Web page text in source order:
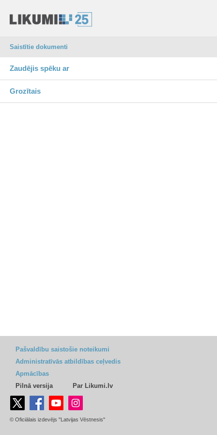
Saistītie dokumenti
Zaudējis spēku ar
Grozītais
Pašvaldību saistošie noteikumi
Administratīvās atbildības ceļvedis
Apmācības
Pilnā versija
Par Likumi.lv
© Oficiālais izdevējs "Latvijas Vēstnesis"